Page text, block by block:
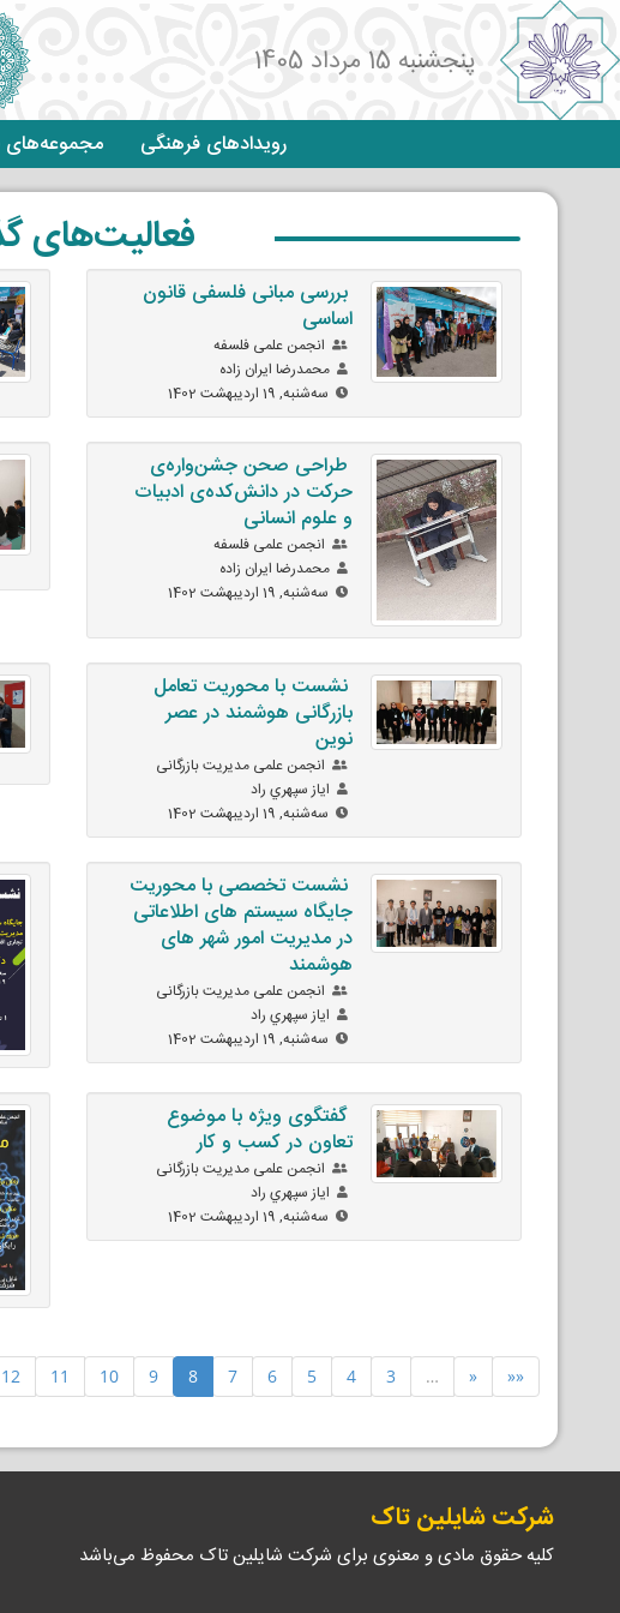
پنجشنبه 15 مرداد 1405
رویدادهای فرهنگی مجموعه‌های
فعالیت‌های
بررسی مبانی فلسفی قانون
اساسی
انجمن علمی فلسفه
محمدرضا ايران زاده
ﺳﻪشنبه, 19 اردیبهشت 1402
طراحی صحن جشن‌واره‌ی
حرکت در دانش‌کده‌ی ادبیات
و علوم انسانی
انجمن علمی فلسفه
محمدرضا ايران زاده
ﺳﻪشنبه, 19 اردیبهشت 1402
نشست با محوریت تعامل
بازرگانی هوشمند در عصر
نوین
انجمن علمی مدیریت بازرگانی
اياز سپهري راد
ﺳﻪشنبه, 19 اردیبهشت 1402
نشست تخصصی با محوریت
جایگاه سیستم های اطلاعاتی
در مدیریت امور شهر های
هوشمند
انجمن علمی مدیریت بازرگانی
اياز سپهري راد
ﺳﻪشنبه, 19 اردیبهشت 1402
گفتگوی ویژه با موضوع
تعاون در کسب و کار
انجمن علمی مدیریت بازرگانی
اياز سپهري راد
ﺳﻪشنبه, 19 اردیبهشت 1402
««
«
…
3
4
5
6
7
8
9
10
11
12
شرکت شایلین تاک
کلیه حقوق مادی و معنوی برای شرکت شایلین تاک محفوظ می‌باشد